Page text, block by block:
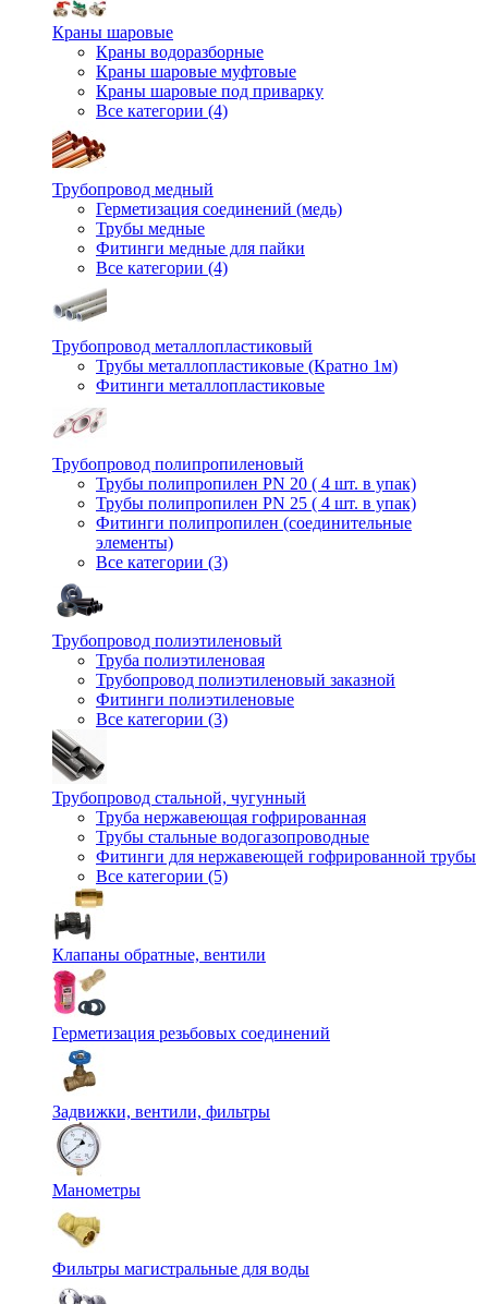
Краны шаровые
Краны водоразборные
Краны шаровые муфтовые
Краны шаровые под приварку
Все категории (4)
Трубопровод медный
Герметизация соединений (медь)
Трубы медные
Фитинги медные для пайки
Все категории (4)
Трубопровод металлопластиковый
Трубы металлопластиковые (Кратно 1м)
Фитинги металлопластиковые
Трубопровод полипропиленовый
Трубы полипропилен PN 20 ( 4 шт. в упак)
Трубы полипропилен PN 25 ( 4 шт. в упак)
Фитинги полипропилен (cоединительные
элементы)
Все категории (3)
Трубопровод полиэтиленовый
Труба полиэтиленовая
Трубопровод полиэтиленовый заказной
Фитинги полиэтиленовые
Все категории (3)
Трубопровод стальной, чугунный
Труба нержавеющая гофрированная
Трубы стальные водогазопроводные
Фитинги для нержавеющей гофрированной трубы
Все категории (5)
Клапаны обратные, вентили
Герметизация резьбовых соединений
Задвижки, вентили, фильтры
Манометры
Фильтры магистральные для воды